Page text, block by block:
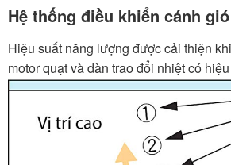
Hệ thống điều khiển cánh gió
Hiệu suất năng lượng được cải thiện
motor quạt và dàn trao đổi nhiệt có